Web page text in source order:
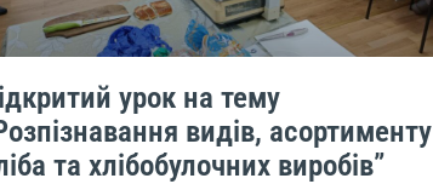
урок на тему
видів, асортименту
та хлібобулочних виробів”